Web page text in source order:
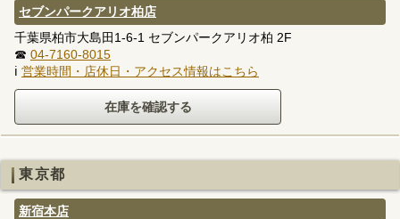
セブンパークアリオ柏店
千葉県柏市大島田1-6-1 セブンパークアリオ柏 2F
☎ 04-7160-8015
ℹ 営業時間・店休日・アクセス情報はこちら
東京都
新宿本店